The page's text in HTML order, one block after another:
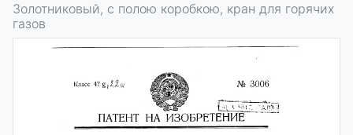
Золотниковый, с полою коробкою, кран для горячих
газов